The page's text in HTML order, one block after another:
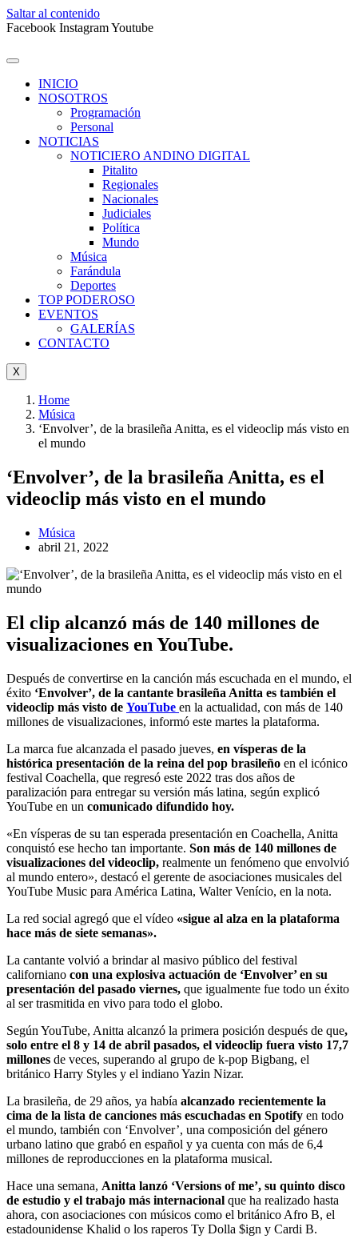
Saltar al contenido
Facebook InstagramYoutube
INICIO
NOSOTROS
Programación
Personal
NOTICIAS
NOTICIERO ANDINO DIGITAL
Pitalito
Regionales
Nacionales
Judiciales
Política
Mundo
Música
Farándula
Deportes
TOP PODEROSO
EVENTOS
GALERÍAS
CONTACTO
X
Home
Música
‘Envolver’, de la brasileña Anitta, es el videoclip más visto en
el mundo
‘Envolver’, de la brasileña Anitta, es el
videoclip más visto en el mundo
Música
abril 21, 2022
El clip alcanzó más de 140 millones de
visualizaciones en YouTube.
Después de convertirse en la canción más escuchada en el mundo, el
éxito ‘Envolver’, de la cantante brasileña Anitta es también el
videoclip más visto de YouTube en la actualidad, con más de 140
millones de visualizaciones, informó este martes la plataforma.
La marca fue alcanzada el pasado jueves, en vísperas de la
histórica presentación de la reina del pop brasileño en el icónico
festival Coachella, que regresó este 2022 tras dos años de
paralización para entregar su versión más latina, según explicó
YouTube en un comunicado difundido hoy.
«En vísperas de su tan esperada presentación en Coachella, Anitta
conquistó ese hecho tan importante. Son más de 140 millones de
visualizaciones del videoclip, realmente un fenómeno que envolvió
al mundo entero», destacó el gerente de asociaciones musicales del
YouTube Music para América Latina, Walter Venício, en la nota.
La red social agregó que el vídeo «sigue al alza en la plataforma
hace más de siete semanas».
La cantante volvió a brindar al masivo público del festival
californiano con una explosiva actuación de ‘Envolver’ en su
presentación del pasado viernes, que igualmente fue todo un éxito
al ser trasmitida en vivo para todo el globo.
Según YouTube, Anitta alcanzó la primera posición después de que,
solo entre el 8 y 14 de abril pasados, el videoclip fuera visto 17,7
millones de veces, superando al grupo de k-pop Bigbang, el
británico Harry Styles y el indiano Yazin Nizar.
La brasileña, de 29 años, ya había alcanzado recientemente la
cima de la lista de canciones más escuchadas en Spotify en todo
el mundo, también con ‘Envolver’, una composición del género
urbano latino que grabó en español y ya cuenta con más de 6,4
millones de reproducciones en la plataforma musical.
Hace una semana, Anitta lanzó ‘Versions of me’, su quinto disco
de estudio y el trabajo más internacional que ha realizado hasta
ahora, con asociaciones con músicos como el británico Afro B, el
estadounidense Khalid o los raperos Ty Dolla $ign y Cardi B.